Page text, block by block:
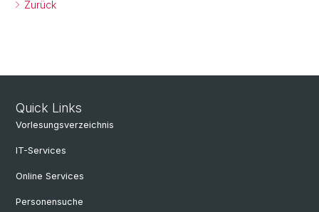
Zurück
Quick Links
Vorlesungsverzeichnis
IT-Services
Online Services
Personensuche